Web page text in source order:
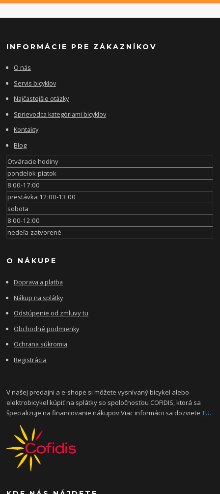
INFORMÁCIE PRE ZÁKAZNÍKOV
O nás
Servis bicyklov
Najčastejšie otázky
Sprievodca kategóriami bicyklov
Kontakty
Blog
Otváracie hodiny
pondelok-piatok
8:00-17:00
prestávka 12:00-13:00
sobota
8:00-12:00
nedeľa-zatvorené
O NÁKUPE
Doprava a platba
Nákup na splátky
Odstúpenie od zmluvy tu
Obchodné podmienky
Ochrana súkromia
Registrácia
V našej predajni a e-shope si môžete vysnívaný bicykel alebo
elektrobicykel kúpiť na splátky so spoločnosťou COFIDIS, ktorá sa
špecializuje na financovanie nákupov.Viac informácii sa dozvieteTU.